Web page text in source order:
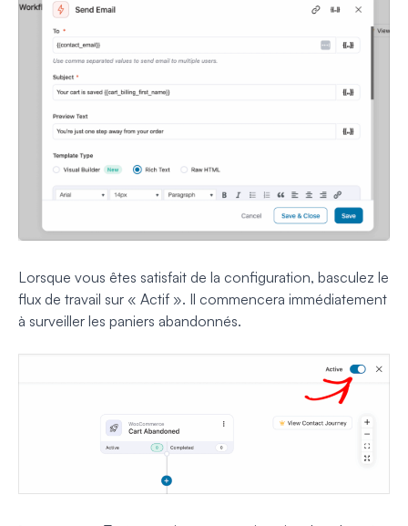
Lorsque vous êtes satisfait de la configuration, basculez le
flux de travail sur « Actif ». Il commencera immédiatement
à surveiller les paniers abandonnés.